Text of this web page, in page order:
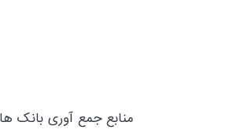
منابع جمع آوری بانک